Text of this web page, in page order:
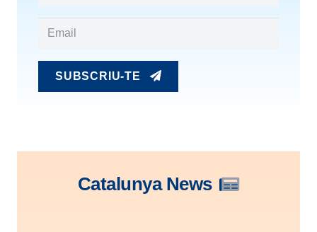
SUBSCRIU-TE
Catalunya News